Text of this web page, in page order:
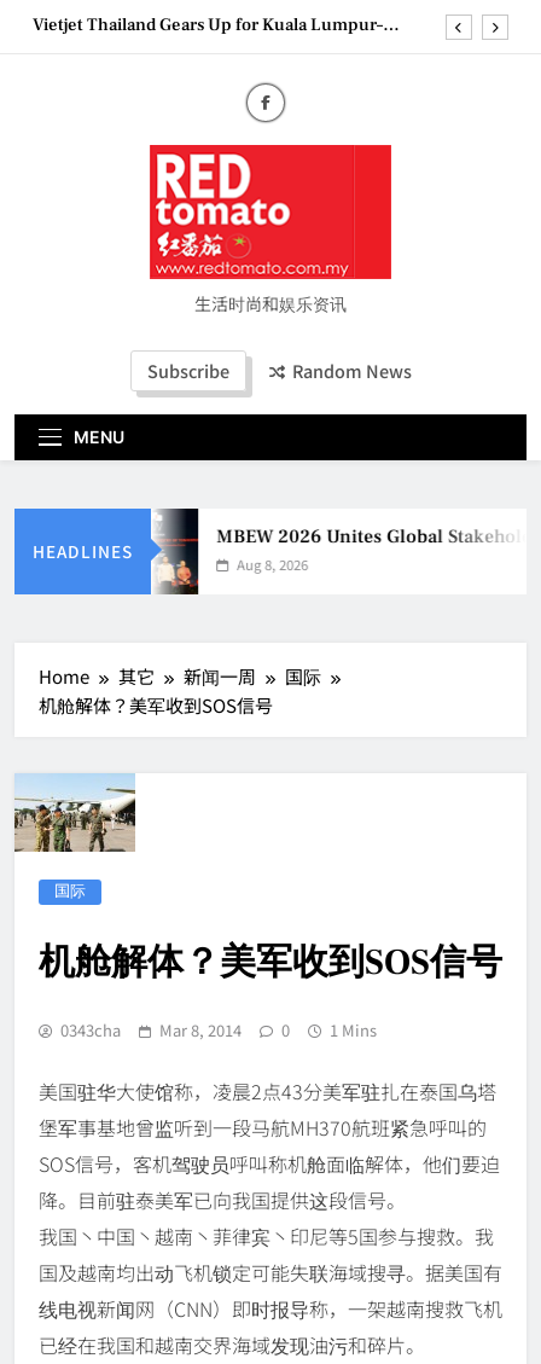
SkipVietjet Thailand Gears Up for Kuala Lumpur–
Couture Fashion Week Malaysia 2026– Press
MBEW 2026 Unites Global Stakeholders to Shape
the Future of Business Events
Vietjet Thailand Gears Up for Kuala Lumpur–
Bangkok Service Launch on9 October
Epson reinvents affordable printing with next-
generation EcoTank Series生活时尚和娱乐资讯
Subscribe Random News
MENU
HEADLINES
MBEW 2026 Unites Global
Aug 8, 2026
Home 其它 新闻一周
国际
机舱解体？美军收到SOS信号
国际
机舱解体？美军收到SOS信号
0343cha Mar 8, 2014 0 1 Mins
美国驻华大使馆称，凌晨2点43分美军驻扎在泰国乌塔
堡军事基地曾监听到一段马航MH370航班紧急呼叫的
SOS信号，客机驾驶员呼叫称机舱面临解体，他们要迫
降。目前驻泰美军已向我国提供这段信号。
我国丶中国丶越南丶菲律宾丶印尼等5国参与搜救。我
国及越南均出动飞机锁定可能失联海域搜寻。据美国有
线电视新闻网（CNN）即时报导称，一架越南搜救飞机
已经在我国和越南交界海域发现油污和碎片。